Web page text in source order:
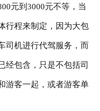
元到3000元不等，当
行程来制定，因为大包
司机进行代驾服务，而
经包含，只是不包括司
游客一起，或者游客单